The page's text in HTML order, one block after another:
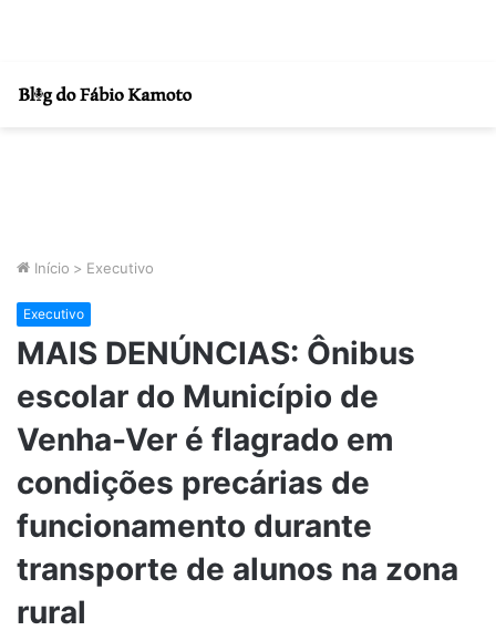
Início > Executivo
Executivo
MAIS DENÚNCIAS: Ônibus
escolar do Município de
Venha-Ver é flagrado em
condições precárias de
funcionamento durante
transporte de alunos na zona
rural